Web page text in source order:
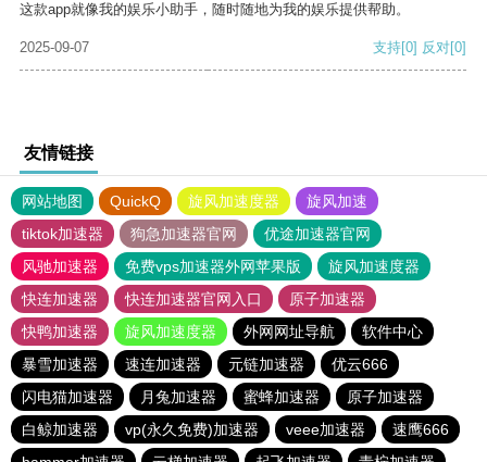
这款app就像我的娱乐小助手，随时随地为我的娱乐提供帮助。
2025-09-07 支持[0] 反对[0]
友情链接
网站地图 QuickQ 旋风加速度器
旋风加速
tiktok加速器
狗急加速器官网
优途加速器官网
风驰加速器
免费vps加速器外网苹果版
旋风加速度器
快连加速器
快连加速器官网入口
原子加速器
快鸭加速器
旋风加速度器 外网网址导航
软件中心
暴雪加速器
速连加速器 元链加速器
优云666
闪电猫加速器
月兔加速器 蜜蜂加速器
原子加速器
白鲸加速器
vp(永久免费)加速器 veee加速器
速鹰666